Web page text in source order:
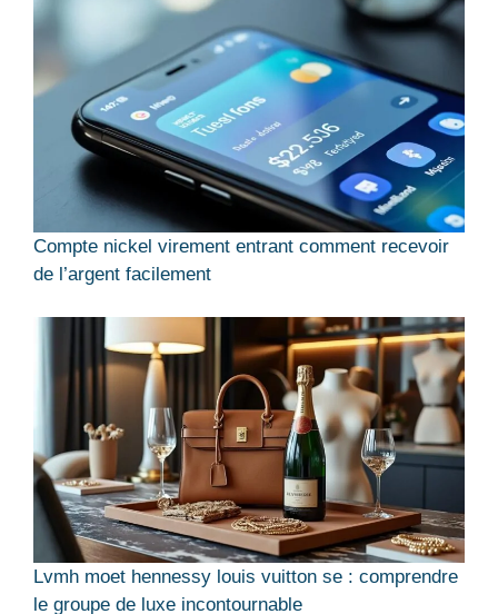
Compte nickel virement entrant comment recevoir
de l’argent facilement
Lvmh moet hennessy louis vuitton se : comprendre
le groupe de luxe incontournable